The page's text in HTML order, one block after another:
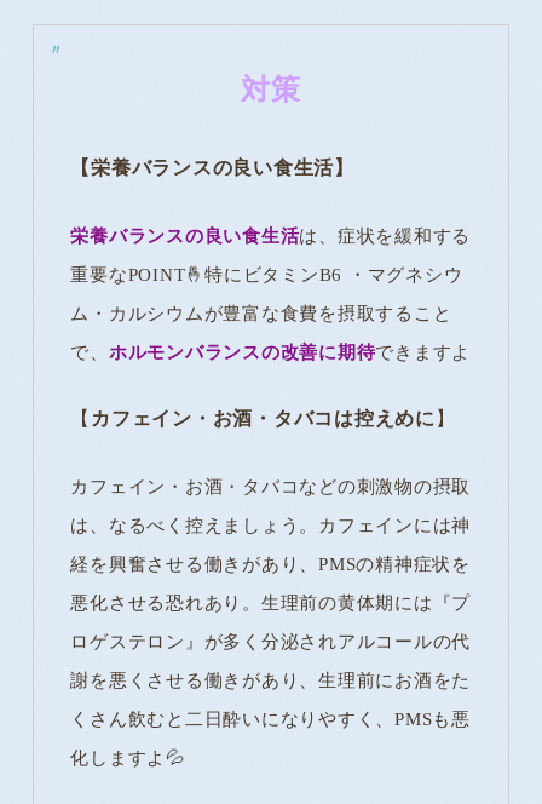
対策
【栄養バランスの良い食生活】
栄養バランスの良い食生活は、症状を緩和する
重要なPOINT🤞特にビタミンB6 ・マグネシウ
ム・カルシウムが豊富な食費を摂取すること
で、 ホルモンバランスの改善に期待できますよ
【 カフェイン・お酒・タバコは控えめに 】
カフェイン・お酒・タバコなどの刺激物の摂取
は、なるべく控えましょう。カフェインには神
経を興奮させる働きがあり、PMSの精神症状を
悪化させる恐れあり。生理前の黄体期には『プ
ロゲステロン』が多く分泌されアルコールの代
謝を悪くさせる働きがあり、生理前にお酒をた
くさん飲むと二日酔いになりやすく、PMSも悪
化しますよ💦